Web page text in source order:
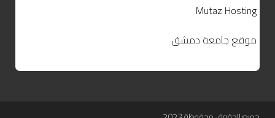
Mutaz Hosting
موقع جامعة دمشق